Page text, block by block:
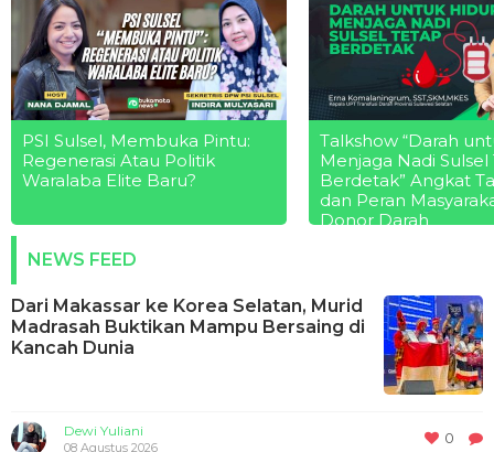
PSI Sulsel, Membuka Pintu:
Regenerasi Atau Politik
Waralaba Elite Baru?
Talkshow “Darah
Menjaga Nadi Sulsel
Berdetak” Angkat
dan Peran
Donor Darah
NEWS FEED
Dari Makassar ke Korea Selatan, Murid
Madrasah Buktikan Mampu Bersaing di
Kancah Dunia
Dewi Yuliani
08 Agustus 2026
0